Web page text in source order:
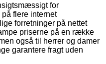
for
flere internet
forretninger på nettet
priserne på en række
også til herrer og damer
garantere fragt uden